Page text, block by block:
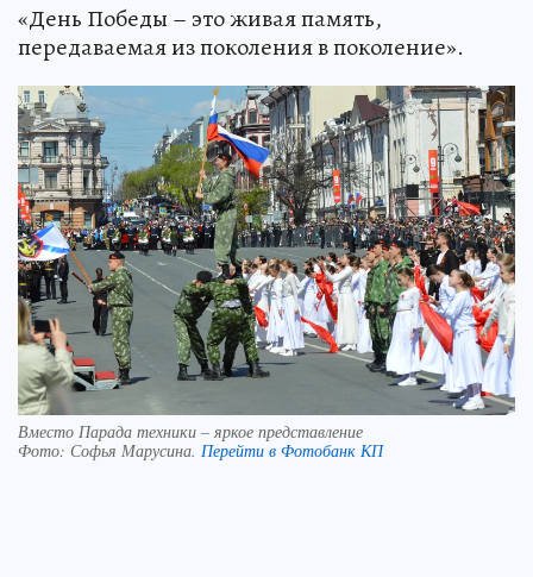
«День Победы – это живая память,
передаваемая из поколения в поколение».
Вместо Парада техники – яркое представление
Фото: Софья Марусина. Перейти в Фотобанк КП